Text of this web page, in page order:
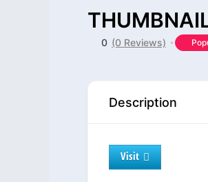
0 (0 Reviews)
Description
Visit